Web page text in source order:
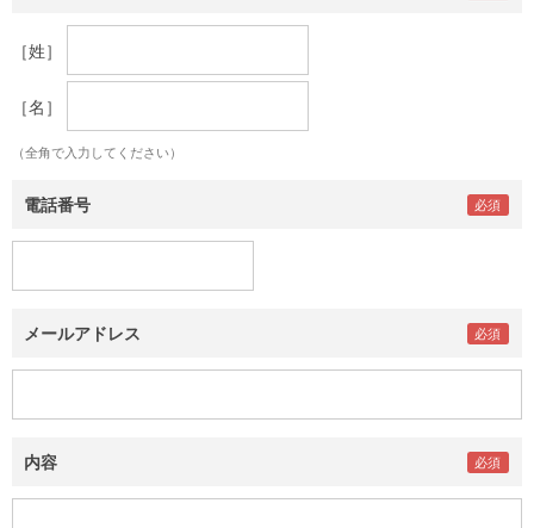
［姓］
［名］
（全角で入力してください）
電話番号
メールアドレス
内容